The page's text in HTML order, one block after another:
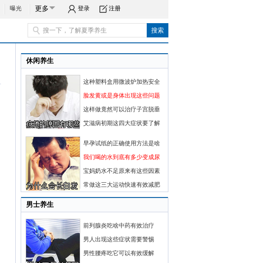
曝光 更多 登录 注册
休闲养生
这种塑料盒用微波炉加热安全
脸发黄或是身体出现这些问题
这样做竟然可以治疗子宫脱垂
艾滋病初期这四大症状要了解
早孕试纸的正确使用方法是啥
我们喝的水到底有多少变成尿
宝妈奶水不足原来有这些因素
常做这三大运动快速有效减肥
男士养生
前列腺炎吃啥中药有效治疗
男人出现这些症状需要警惕
男性腰疼吃它可以有效缓解